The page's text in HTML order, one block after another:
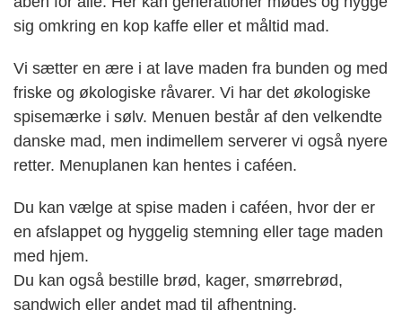
sig omkring en kop kaffe eller et måltid mad.
Vi sætter en ære i at lave maden fra bunden og med
friske og økologiske råvarer. Vi har det økologiske
spisemærke i sølv. Menuen består af den velkendte
danske mad, men indimellem serverer vi også nyere
retter. Menuplanen kan hentes i caféen.
Du kan vælge at spise maden i caféen, hvor der er
en afslappet og hyggelig stemning eller tage maden
med hjem.
Du kan også bestille brød, kager, smørrebrød,
sandwich eller andet mad til afhentning.